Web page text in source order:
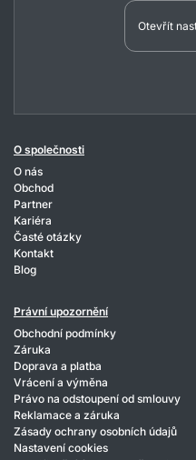
Otevřít
O společnosti
O nás
Obchod
Partner
Kariéra
Časté otázky
Kontakt
Blog
Právní upozornění
Obchodní podmínky
Záruka
Doprava a platba
Vrácení a výměna
Právo na odstoupení od smlouvy
Reklamace a záruka
Zásady ochrany osobních údajů
Nastavení cookies